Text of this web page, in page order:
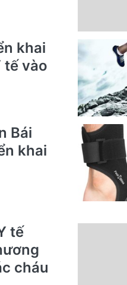
khai
tế vào
Bái
khai
tế
cháu